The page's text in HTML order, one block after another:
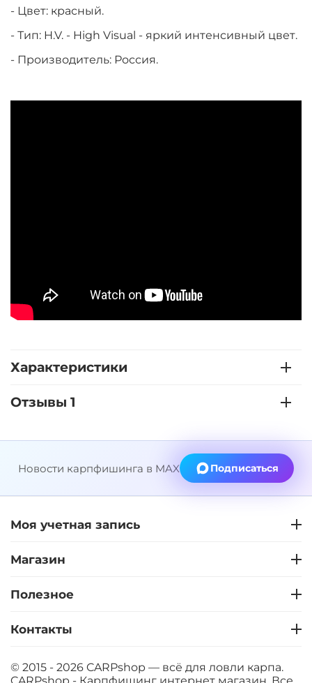
- Цвет: красный.
- Тип: H.V. - High Visual - яркий интенсивный цвет.
- Производитель: Россия.
Характеристики
Отзывы 1
Новости карпфишинга в MAX Подписаться
Моя учетная запись
Магазин
Полезное
Контакты
© 2015 - 2026 CARPshop — всё для ловли карпа.